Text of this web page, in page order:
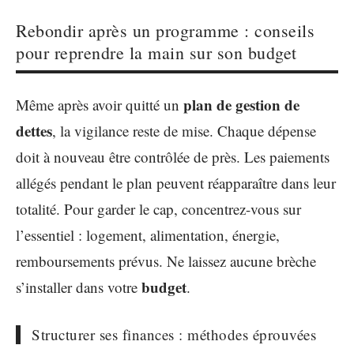
Rebondir après un programme : conseils
pour reprendre la main sur son budget
Même après avoir quitté un plan de gestion de
dettes, la vigilance reste de mise. Chaque dépense
doit à nouveau être contrôlée de près. Les paiements
allégés pendant le plan peuvent réapparaître dans leur
totalité. Pour garder le cap, concentrez-vous sur
l’essentiel : logement, alimentation, énergie,
remboursements prévus. Ne laissez aucune brèche
s’installer dans votre budget.
Structurer ses finances : méthodes éprouvées